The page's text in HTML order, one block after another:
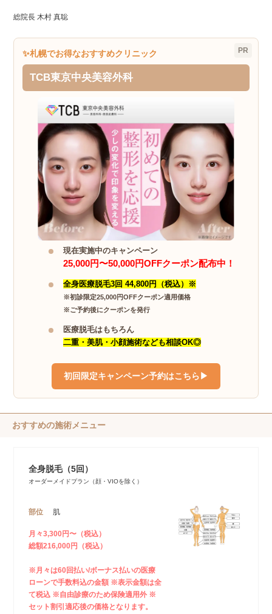
総院長 木村 真聡
PR
✨札幌でお得なおすすめクリニック
TCB東京中央美容外科
現在実施中のキャンペーン
25,000円〜50,000円OFFクーポン配布中！
全身医療脱毛3回 44,800円（税込）※
※初診限定25,000円OFFクーポン適用価格
※ご予約後にクーポンを発行
医療脱毛はもちろん
二重・美肌・小顔施術なども相談OK◎
初回限定キャンペーン予約はこちら▶︎
おすすめの施術メニュー
全身脱毛（5回）
オーダーメイドプラン（顔・VIOを除く）
部位 肌
月々3,300円〜（税込）
総額216,000円（税込）
※月々は60回払い/ボーナス払いの医療
ローンで手数料込の金額 ※表示金額は全
て税込 ※自由診療のため保険適用外 ※
セット割引適応後の価格となります。